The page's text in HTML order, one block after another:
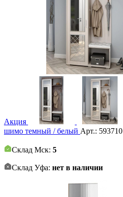
Акция
шимо темный / белый Арт.: 593710
Склад Мск: 5
Склад Уфа: нет в наличии